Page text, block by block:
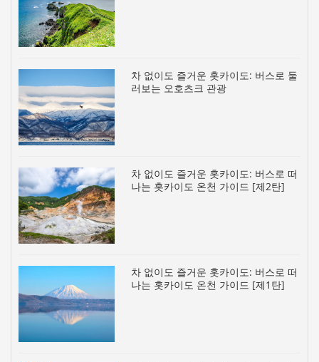
차 없이도 즐거운 홋카이도: 버스로 둘
러보는 오호츠크 관광
차 없이도 즐거운 홋카이도: 버스로 떠
나는 홋카이도 온천 가이드 [제2탄]
차 없이도 즐거운 홋카이도: 버스로 떠
나는 홋카이도 온천 가이드 [제1탄]